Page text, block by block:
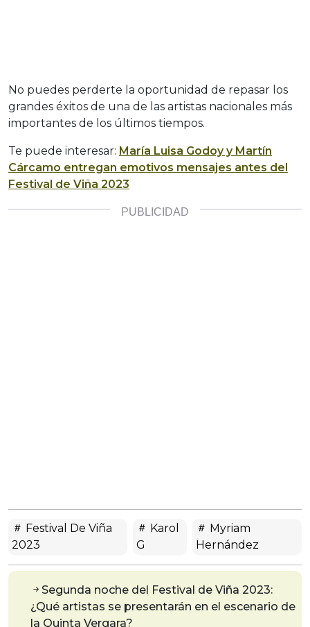
No puedes perderte la oportunidad de repasar los
grandes éxitos de una de las artistas nacionales más
importantes de los últimos tiempos.
Te puede interesar: María Luisa Godoy y Martín
Cárcamo entregan emotivos mensajes antes del
Festival de Viña 2023
Festival De Viña
2023
Karol
G
Myriam
Hernández
Segunda noche del Festival de Viña 2023:
¿Qué artistas se presentarán en el escenario de
la Quinta Vergara?